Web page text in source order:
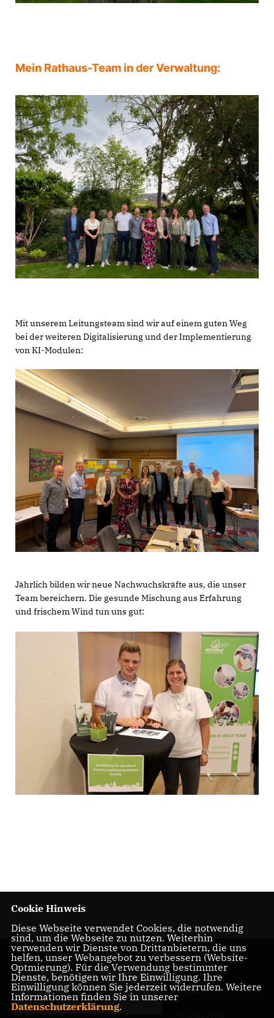
Mein Rathaus-Team in der Verwaltung:
Mit unserem Leitungsteam sind wir auf einem guten Weg
bei der weiteren Digitalisierung und der Implementierung
von KI-Modulen:
Jährlich bilden wir neue Nachwuchskräfte aus, die unser
Team bereichern. Die gesunde Mischung aus Erfahrung
und frischem Wind tun uns gut:
Cookie Hinweis
Diese Webseite verwendet Cookies, die notwendig
sind, um die Webseite zu nutzen. Weiterhin
verwenden wir Dienste von Drittanbietern, die uns
helfen, unser Webangebot zu verbessern (Website-
Optmierung). Für die Verwendung bestimmter
Dienste, benötigen wir Ihre Einwilligung. Ihre
Einwilligung können Sie jederzeit widerrufen. Weitere
Informationen finden Sie in unserer
Datenschutzerklärung.